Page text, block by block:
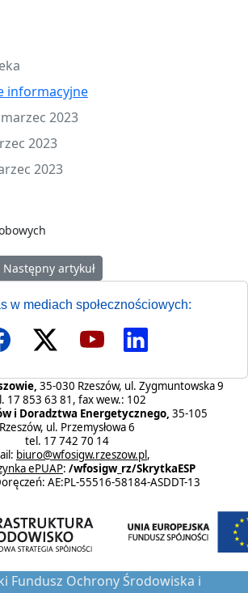
informacyjne
2023
2023
2023
informacyjna - konkurs dla Kół
Następny artykuł: Klauzula inf. dla Szkół
Następny artykuł
w mediach społecznościowych:
35-030 Rzeszów, ul. Zygmuntowska 9
17 853 63 81, fax wew.: 102
i Doradztwa Energetycznego, 35-105
Rzeszów, ul. Przemysłowa 6
tel. 17 742 70 14
biuro@wfosigw.rzeszow.pl,
ePUAP: /wfosigw_rz/SkrytkaESP
AE:PL-55516-58184-ASDDT-13
Fundusz Ochrony Środowiska i